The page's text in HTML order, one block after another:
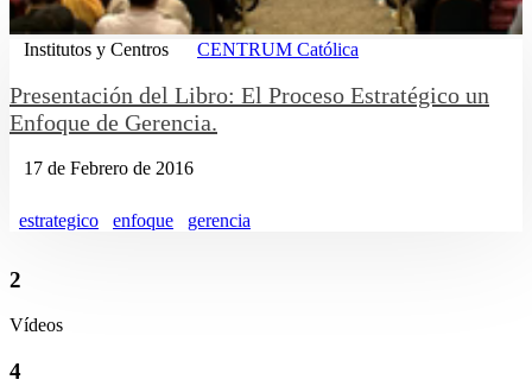
Institutos y Centros CENTRUM Católica
Presentación del Libro: El Proceso Estratégico un
Enfoque de Gerencia.
17 de Febrero de 2016
estrategico enfoque gerencia
2
Vídeos
4